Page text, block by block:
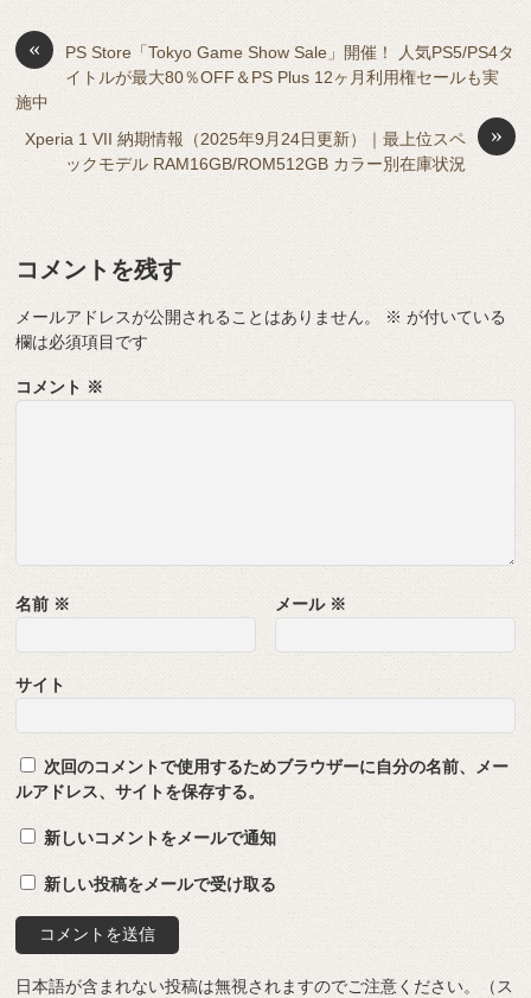
o
o
k
s
y
n
g
er
«
PS Store「Tokyo Game Show Sale」開催！ 人気PS5/PS4タ
イトルが最大80％OFF＆PS Plus 12ヶ月利用権セールも実
施中
»
Xperia 1 VII 納期情報（2025年9月24日更新）｜最上位スペ
ックモデル RAM16GB/ROM512GB カラー別在庫状況
コメントを残す
メールアドレスが公開されることはありません。 ※ が付いている
欄は必須項目です
コメント ※
名前 ※ メール ※
サイト
次回のコメントで使用するためブラウザーに自分の名前、メー
ルアドレス、サイトを保存する。
新しいコメントをメールで通知
新しい投稿をメールで受け取る
日本語が含まれない投稿は無視されますのでご注意ください。（ス